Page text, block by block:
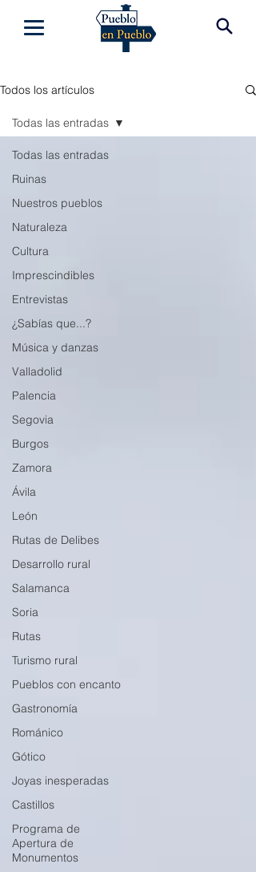
Todos los artículos
Todas las entradas
Ruinas
Nuestros pueblos
Naturaleza
Cultura
Imprescindibles
Entrevistas
¿Sabías que...?
Música y danzas
Valladolid
Palencia
Segovia
Burgos
Zamora
Ávila
León
Rutas de Delibes
Desarrollo rural
Salamanca
Soria
Rutas
Turismo rural
Pueblos con encanto
Gastronomía
Románico
Gótico
Joyas inesperadas
Castillos
Programa de
Apertura de
Monumentos
Todas las entradas